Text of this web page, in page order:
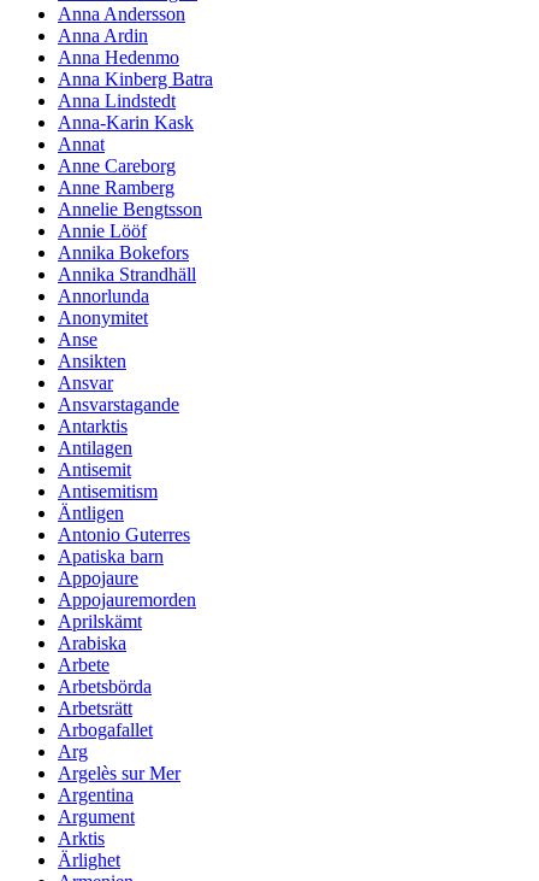
Anna Andersson
Anna Ardin
Anna Hedenmo
Anna Kinberg Batra
Anna Lindstedt
Anna-Karin Kask
Annat
Anne Careborg
Anne Ramberg
Annelie Bengtsson
Annie Lööf
Annika Bokefors
Annika Strandhäll
Annorlunda
Anonymitet
Anse
Ansikten
Ansvar
Ansvarstagande
Antarktis
Antilagen
Antisemit
Antisemitism
Äntligen
Antonio Guterres
Apatiska barn
Appojaure
Appojauremorden
Aprilskämt
Arabiska
Arbete
Arbetsbörda
Arbetsrätt
Arbogafallet
Arg
Argelès sur Mer
Argentina
Argument
Arktis
Ärlighet